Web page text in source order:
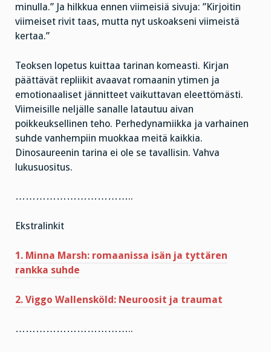
minulla.” Ja hilkkua ennen viimeisiä sivuja: ”Kirjoitin
viimeiset rivit taas, mutta nyt uskoakseni viimeistä
kertaa.”
Teoksen lopetus kuittaa tarinan komeasti. Kirjan
päättävät repliikit avaavat romaanin ytimen ja
emotionaaliset jännitteet vaikuttavan eleettömästi.
Viimeisille neljälle sanalle latautuu aivan
poikkeuksellinen teho. Perhedynamiikka ja varhainen
suhde vanhempiin muokkaa meitä kaikkia.
Dinosaureenin tarina ei ole se tavallisin. Vahva
lukusuositus.
……………………………..
Ekstralinkit
1. Minna Marsh: romaanissa isän ja tyttären
rankka suhde
2. Viggo Wallensköld: Neuroosit ja traumat
……………………………..